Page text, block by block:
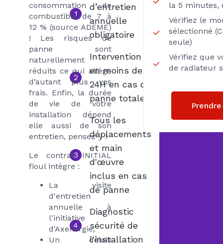
consommation de
combustible de 7 à
12 % (source ADEME)
! Les risques de
panne sont
naturellement
réduits ce qui allège
d’autant plus vos
frais. Enfin, la durée
de vie de votre
installation dépend
elle aussi de son
entretien, pensez-y !
Le contrat INITIAL
fioul intègre :
La visite
d'entretien
annuelle à
l'initiative
d'Axenergie,
Un délais
la 5 minutes,
Vérifiez le
sélectionné
seule)
Vérifiez que
de radiateur
1
d’entretien
annuelle
obligatoire
2
Intervention
en moins de
24H en cas de
panne totale
3
Tous les
déplacements
et main
d'œuvre
inclus en cas
de panne
4
Diagnostic
sécurité de
l'installation